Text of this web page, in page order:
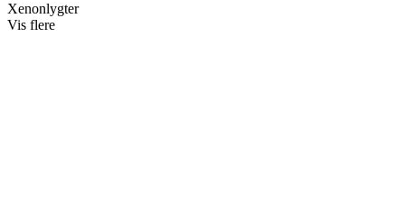
Xenonlygter
Vis flere